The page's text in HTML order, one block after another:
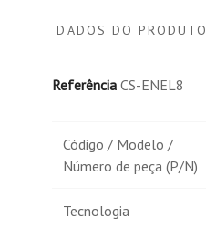
DADOS DO PRODUTO
Referência CS-ENEL8
Código / Modelo /
Número de peça (P/N)
Tecnologia